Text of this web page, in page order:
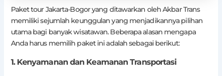
Paket tour Jakarta-Bogor yang ditawarkan oleh Akbar Trans
memiliki sejumlah keunggulan yang menjadikannya pilihan
utama bagi banyak wisatawan. Beberapa alasan mengapa
Anda harus memilih paket ini adalah sebagai berikut:
1. Kenyamanan dan Keamanan Transportasi